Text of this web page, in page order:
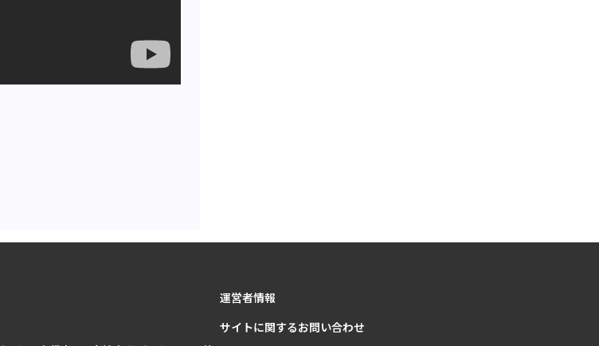
運営者情報
サイトに関するお問い合わせ